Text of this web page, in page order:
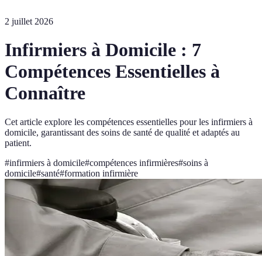
2 juillet 2026
Infirmiers à Domicile : 7
Compétences Essentielles à
Connaître
Cet article explore les compétences essentielles pour les infirmiers à
domicile, garantissant des soins de santé de qualité et adaptés au
patient.
#infirmiers à domicile#compétences infirmières#soins à
domicile#santé#formation infirmière